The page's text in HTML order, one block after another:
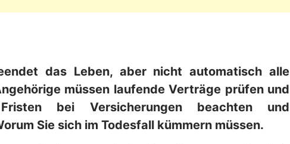
das Leben, aber nicht automatisch alle
müssen laufende Verträge prüfen und
bei Versicherungen beachten und
Sie sich im Todesfall kümmern müssen.